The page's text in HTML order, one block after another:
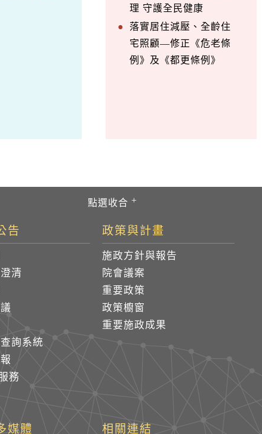
理 守護全民健康
落實居住減壓、全齡住
宅照顧—修正《危老條
例》及《都更條例》
告
清
詢系統
務
政策與計畫
施政方針與報告
院會議案
重要政策
政策櫥窗
重要施政成果
媒體 相關連結